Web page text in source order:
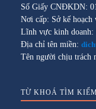
Số Giấy CNĐKDN:
Nơi cấp: Sở kế
Lĩnh vực kinh doanh:
Địa chỉ tên miền:
Tên người chịu trách
TỪ KHOÁ TÌM